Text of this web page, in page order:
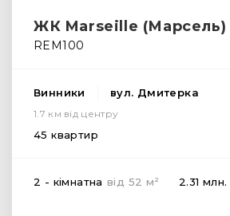
ЖК Marseille (Марсель)
REM100
Винники вул. Дмитерка
1.7 км від центру
45 квартир
2 - кімнатна від 52 м 2 2.31 млн.